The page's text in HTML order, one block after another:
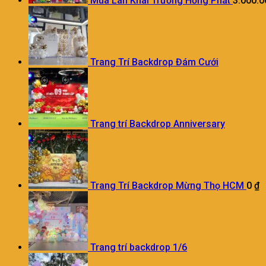
Trang Trí Backdrop Đám Cưới
Trang trí Backdrop Anniversary
Trang Trí Backdrop Mừng Thọ HCM 0 ₫
Trang trí backdrop 1/6